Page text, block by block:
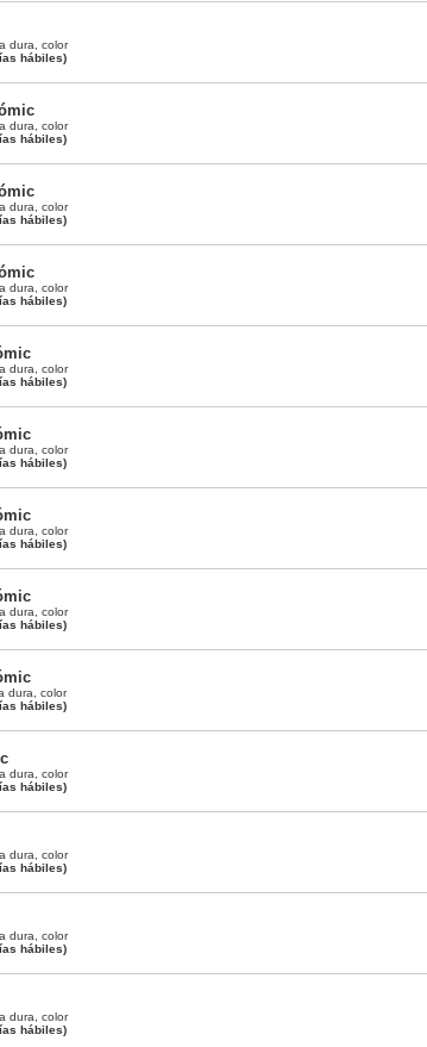
dura, color
hábiles)
dura, color
hábiles)
dura, color
hábiles)
dura, color
hábiles)
dura, color
hábiles)
dura, color
hábiles)
dura, color
hábiles)
dura, color
hábiles)
dura, color
hábiles)
dura, color
hábiles)
dura, color
hábiles)
dura, color
hábiles)
dura, color
hábiles)